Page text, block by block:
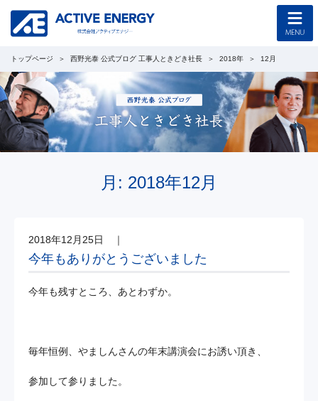
トップページ 西野光泰 公式ブログ 工事人ときどき社長 2018年 12月
月: 2018年12月
2018年12月25日 ｜
今年もありがとうございました
今年も残すところ、あとわずか。
毎年恒例、やましんさんの年末講演会にお誘い頂き、
参加して参りました。
トップページ
コンセプト
企業情報
工事のご案内
お問い合わせ
プライバシーポリシー